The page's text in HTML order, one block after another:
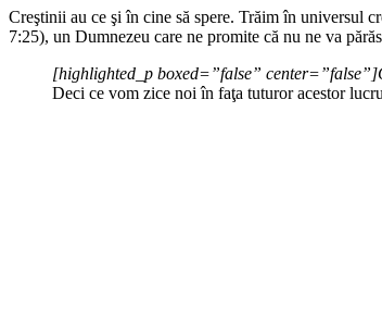
Creştinii au ce şi în cine să spere. Trăim în universul
7:25), un Dumnezeu care ne promite că nu ne va
[highlighted_p boxed=”false”
Deci ce vom zice noi în faţa tuturor acestor